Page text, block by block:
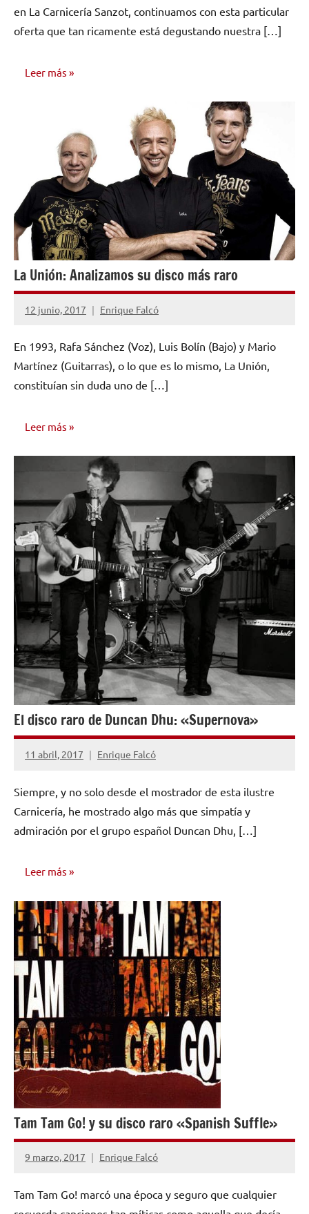
en La Carnicería Sanzot, continuamos con esta particular
oferta que tan ricamente está degustando nuestra […]
Leer más
La Unión: Analizamos su disco más raro
12 junio, 2017 Enrique Falcó
No
comentarios
En 1993, Rafa Sánchez (Voz), Luis Bolín (Bajo) y Mario
Martínez (Guitarras), o lo que es lo mismo, La Unión,
constituían sin duda uno de […]
Leer más
El disco raro de Duncan Dhu: «Supernova»
11 abril, 2017 Enrique Falcó
No
comentarios
Siempre, y no solo desde el mostrador de esta ilustre
Carnicería, he mostrado algo más que simpatía y
admiración por el grupo español Duncan Dhu, […]
Leer más
OPINIÓN
Tam Tam Go! y su disco raro «Spanish Suffle»
9 marzo, 2017 Enrique Falcó
No
comentarios
Tam Tam Go! marcó una época y seguro que cualquier